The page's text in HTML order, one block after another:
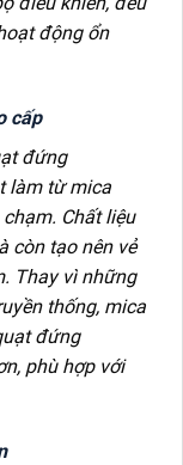
động ổn
cấp
đứng
làm từ mica
Chất liệu
còn tạo nên vẻ
Thay vì những
thống, mica
đứng
phù hợp với